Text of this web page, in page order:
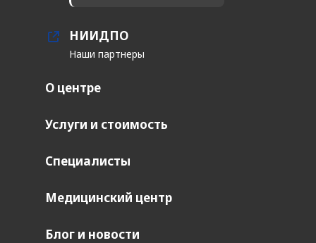
О центре
Услуги и стоимость
Специалисты
Медицинский центр
Блог и новости
НИИДПО
Наши партнеры